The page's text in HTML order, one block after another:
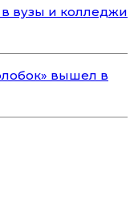
вузы и колледжи
вышел в